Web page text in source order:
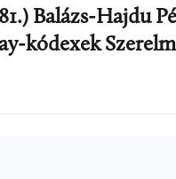
Balázs-Hajdu
kódexek